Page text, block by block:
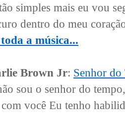
simples mais eu vou
dentro do meu
a música...
Brown Jr: Senhor do
sou o senhor do
você Eu tenho